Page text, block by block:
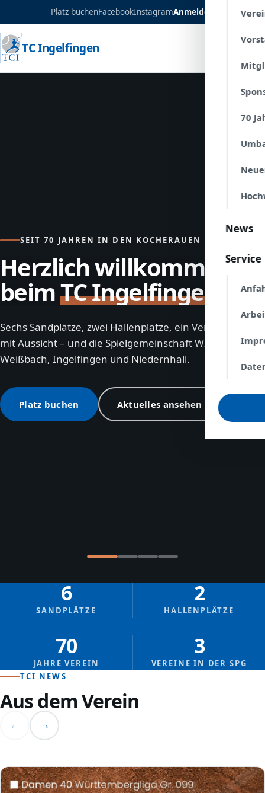
Platz buchenFacebookInstagramAnmelden
TC Ingelfingen
70
News
Service
SEIT 70 JAHREN IN DEN KOCHERAUEN
Herzlich willkommen
beimTC Ingelfingen
Sechs Sandplätze, zwei Hallenplätze, ein Vereinsheim
mit Aussicht – und die Spielgemeinschaft WIN aus
Weißbach, Ingelfingen und Niedernhall.
Platz buchen Aktuelles ansehen
6
SANDPLÄTZE
2
HALLENPLÄTZE
70
JAHRE VEREIN
3
VEREINE IN DER SPG
TCI NEWS
Aus dem Verein
← →